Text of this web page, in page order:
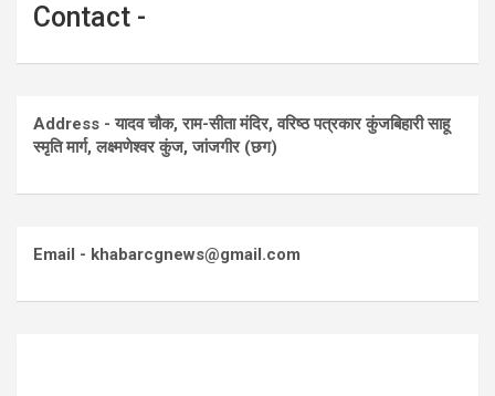
Contact -
Address - यादव चौक, राम-सीता मंदिर, वरिष्ठ पत्रकार कुंजबिहारी साहू
स्मृति मार्ग, लक्ष्मणेश्वर कुंज, जांजगीर (छग)
Email - khabarcgnews@gmail.com